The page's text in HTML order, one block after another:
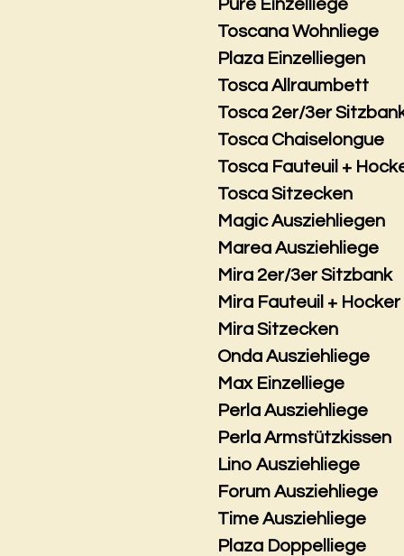
Pure Einzelliege
Toscana Wohnliege
Plaza Einzelliegen
Tosca Allraumbett
Tosca 2er/3er
Tosca Chaiselongue
Tosca Fauteuil +
Tosca Sitzecken
Magic Ausziehliegen
Marea Ausziehliege
Mira 2er/3er Sitzbank
Mira Fauteuil + Hocker
Mira Sitzecken
Onda Ausziehliege
Max Einzelliege
Perla Ausziehliege
Perla Armstützkissen
Lino Ausziehliege
Forum Ausziehliege
Time Ausziehliege
Plaza Doppelliege